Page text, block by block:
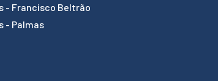
- Francisco Beltrão
- Palmas